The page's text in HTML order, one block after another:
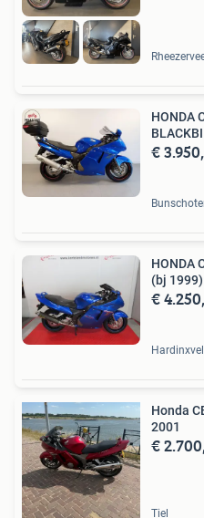
HONDA
€
HONDA CBR 1100
(bj 1999)
€
Honda
2001
€
Tiel